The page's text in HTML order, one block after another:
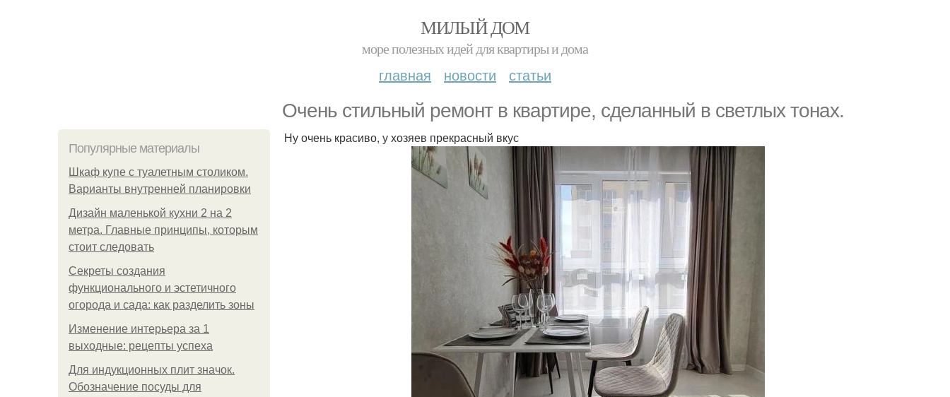
МИЛЫЙ ДОМ
море полезных идей для квартиры и дома
главная новости статьи
Очень стильный ремонт в квартире, сделанный в светлых тонах.
Популярные материалы
Шкаф купе с туалетным столиком.
Варианты внутренней планировки
Дизайн маленькой кухни 2 на 2
метра. Главные принципы, которым
стоит следовать
Секреты создания
функционального и эстетичного
огорода и сада: как разделить зоны
Изменение интерьера за 1
выходные: рецепты успеха
Для индукционных плит значок.
Обозначение посуды для
Ну очень красиво, у хозяев прекрасный вкус